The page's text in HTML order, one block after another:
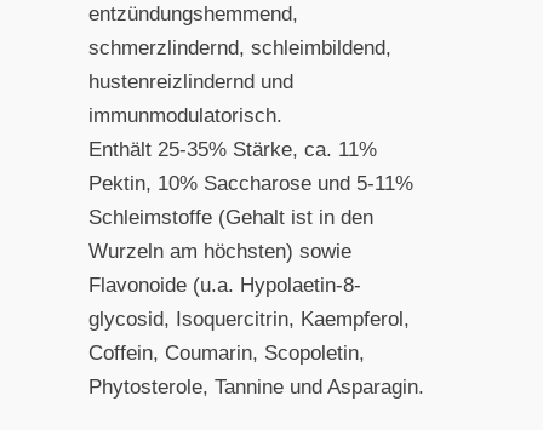
entzündungshemmend,
schmerzlindernd, schleimbildend,
hustenreizlindernd und
immunmodulatorisch.
Enthält 25-35% Stärke, ca. 11%
Pektin, 10% Saccharose und 5-11%
Schleimstoffe (Gehalt ist in den
Wurzeln am höchsten) sowie
Flavonoide (u.a. Hypolaetin-8-
glycosid, Isoquercitrin, Kaempferol,
Coffein, Coumarin, Scopoletin,
Phytosterole, Tannine und Asparagin.